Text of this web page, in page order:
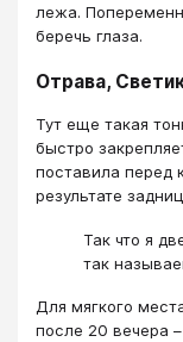
лежа.
беречь глаза.
Отрава,
Тут еще такая
быстро
поставила перед
результате
Так что я
так
Для мягкого
после 20 вечера